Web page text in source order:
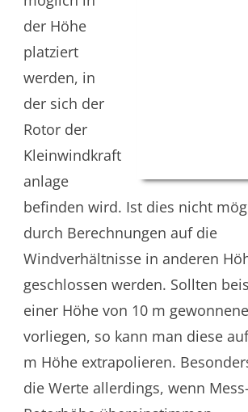
der Höhe
platziert
werden, in
der sich der
Rotor der
Kleinwindkraft
anlage
befinden wird. Ist dies nicht
durch Berechnungen auf die
Windverhältnisse in anderen
geschlossen werden. Sollten
einer Höhe von 10 m
vorliegen, so kann man diese
m Höhe extrapolieren.
die Werte allerdings, wenn